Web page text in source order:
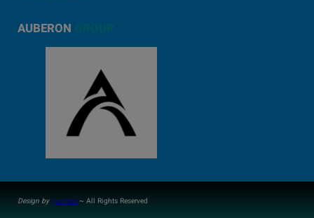
AUBERON
Design by Ironfield~ All Rights Reserved